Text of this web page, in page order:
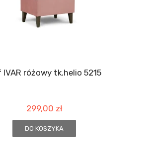
IVAR różowy tk.helio 5215
299,00 zł
DO KOSZYKA